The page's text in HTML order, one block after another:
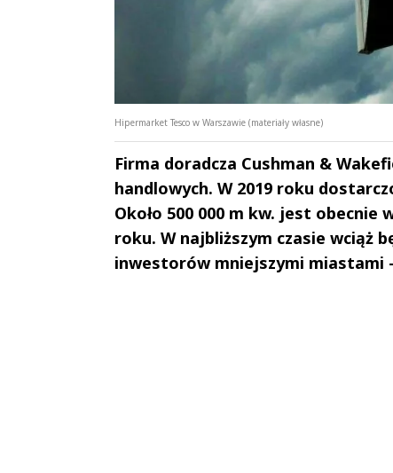
Hipermarket Tesco w Warszawie (materiały własne)
Firma doradcza Cushman &
handlowych. W 2019 roku
Około 500 000 m kw. jest obecnie
roku. W najbliższym czasie wciąż
inwestorów mniejszymi miastami
Andrzej i Marta
Marta i